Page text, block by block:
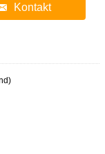
Kontakt